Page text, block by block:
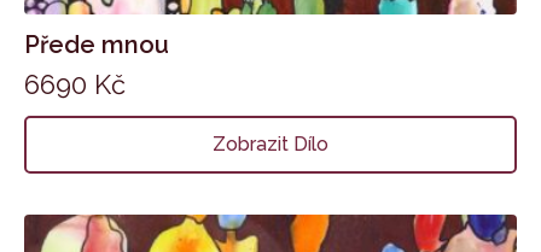
Přede mnou
6690 Kč
Zobrazit Dílo